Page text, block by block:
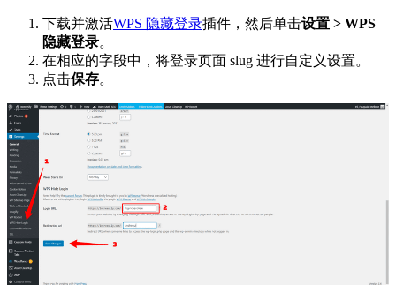
下载并激活WPS 隐藏登录插件，然后单击设置 > WPS
隐藏登录。
在相应的字段中，将登录页面 slug 进行自定义设置。
点击保存。